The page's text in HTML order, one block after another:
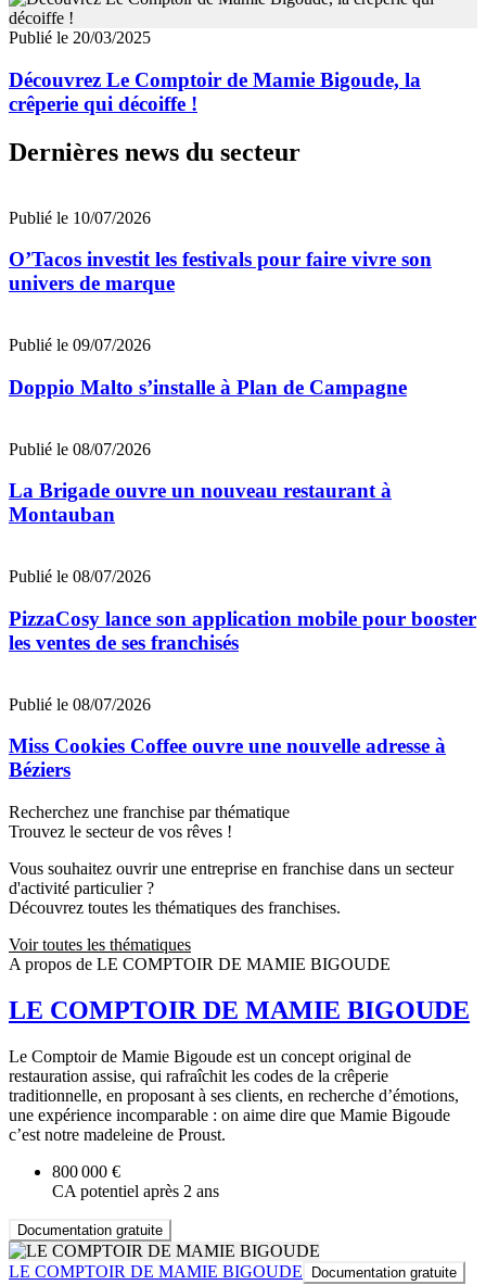
Publié le 20/03/2025
Découvrez Le Comptoir de Mamie Bigoude, la
crêperie qui décoiffe !
Dernières news du secteur
Publié le 10/07/2026
O’Tacos investit les festivals pour faire vivre son
univers de marque
Publié le 09/07/2026
Doppio Malto s’installe à Plan de Campagne
Publié le 08/07/2026
La Brigade ouvre un nouveau restaurant à
Montauban
Publié le 08/07/2026
PizzaCosy lance son application mobile pour booster
les ventes de ses franchisés
Publié le 08/07/2026
Miss Cookies Coffee ouvre une nouvelle adresse à
Béziers
Recherchez une franchise par thématique
Trouvez le secteur de vos rêves !
Vous souhaitez ouvrir une entreprise en franchise dans un secteur
d'activité particulier ?
Découvrez toutes les thématiques des franchises.
Voir toutes les thématiques
A propos de LE COMPTOIR DE MAMIE BIGOUDE
LE COMPTOIR DE MAMIE BIGOUDE
Le Comptoir de Mamie Bigoude est un concept original de
restauration assise, qui rafraîchit les codes de la crêperie
traditionnelle, en proposant à ses clients, en recherche d’émotions,
une expérience incomparable : on aime dire que Mamie Bigoude
c’est notre madeleine de Proust.
800 000 €
CA potentiel après 2 ans
Documentation gratuite
LE COMPTOIR DE MAMIE BIGOUDE Documentation gratuite